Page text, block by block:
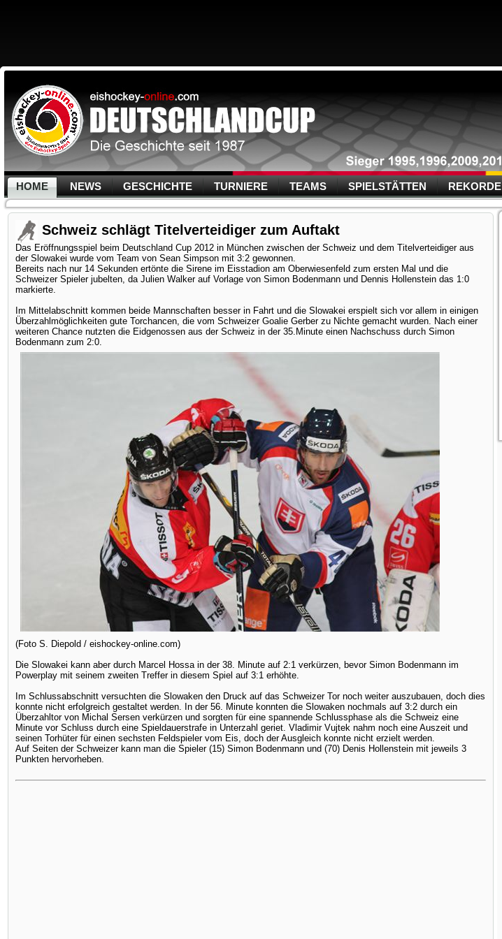
HOME NEWS GESCHICHTE TURNIERE TEAMS SPIELSTÄTTEN REKORDE
Schweiz schlägt Titelverteidiger zum Auftakt
Das Eröffnungsspiel beim Deutschland Cup 2012 in München zwischen der Schweiz und dem Titelverteidiger aus
der Slowakei wurde vom Team von Sean Simpson mit 3:2 gewonnen.
Bereits nach nur 14 Sekunden ertönte die Sirene im Eisstadion am Oberwiesenfeld zum ersten Mal und die
Schweizer Spieler jubelten, da Julien Walker auf Vorlage von Simon Bodenmann und Dennis Hollenstein das 1:0
markierte.
Im Mittelabschnitt kommen beide Mannschaften besser in Fahrt und die Slowakei erspielt sich vor allem in einigen
Überzahlmöglichkeiten gute Torchancen, die vom Schweizer Goalie Gerber zu Nichte gemacht wurden. Nach einer
weiteren Chance nutzten die Eidgenossen aus der Schweiz in der 35.Minute einen Nachschuss durch Simon
Bodenmann zum 2:0.
(Foto S. Diepold / eishockey-online.com)
Die Slowakei kann aber durch Marcel Hossa in der 38. Minute auf 2:1 verkürzen, bevor Simon Bodenmann im
Powerplay mit seinem zweiten Treffer in diesem Spiel auf 3:1 erhöhte.
Im Schlussabschnitt versuchten die Slowaken den Druck auf das Schweizer Tor noch weiter auszubauen, doch dies
konnte nicht erfolgreich gestaltet werden. In der 56. Minute konnten die Slowaken nochmals auf 3:2 durch ein
Überzahltor von Michal Sersen verkürzen und sorgten für eine spannende Schlussphase als die Schweiz eine
Minute vor Schluss durch eine Spieldauerstrafe in Unterzahl geriet. Vladimir Vujtek nahm noch eine Auszeit und
seinen Torhüter für einen sechsten Feldspieler vom Eis, doch der Ausgleich konnte nicht erzielt werden.
Auf Seiten der Schweizer kann man die Spieler (15) Simon Bodenmann und (70) Denis Hollenstein mit jeweils 3
Punkten hervorheben.